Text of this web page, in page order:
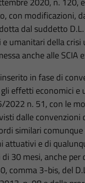
con modificazioni,
dal suddetto
umanitari della
anche alle SCIA
in fase di
effetti economici
n. 51, con le
dalle convenzioni
similari
attuativi e di
30 mesi, anche
comma 3-bis, del